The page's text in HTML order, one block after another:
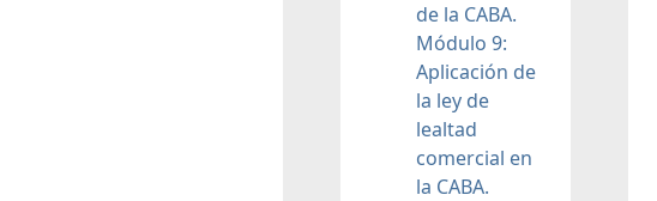
de la CABA.
Módulo 9:
Aplicación de
la ley de
lealtad
comercial en
la CABA.